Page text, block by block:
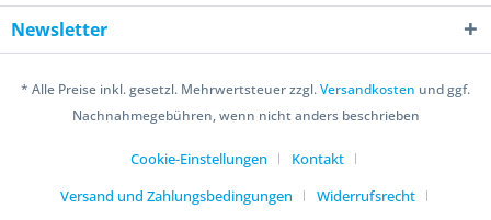
Newsletter
* Alle Preise inkl. gesetzl. Mehrwertsteuer zzgl.Versandkosten und ggf.
Nachnahmegebühren, wenn nicht anders beschrieben
Cookie-Einstellungen
Kontakt
Versand und Zahlungsbedingungen
Widerrufsrecht